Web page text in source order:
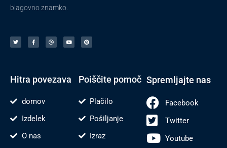
blagovno znamko.
i
t
t
c
e
b
d
e
n
u
t
u
n
t
e
Hitra povezava
domov
Izdelek
O nas
Poiščite pomoč
Plačilo
Pošiljanje
Izraz
Spremljajte nas
Facebook
Twitter
Youtube